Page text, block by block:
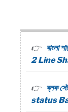
বাংলা
2 Line
ব্লক
status